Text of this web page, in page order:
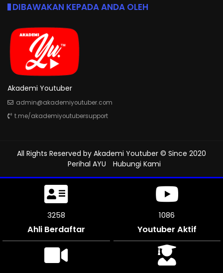
DIBAWAKAN KEPADA ANDA OLEH
Akademi Youtuber
admin@akademiyoutuber.com
t.me/akademiyoutubersupport
All Rights Reserved by Akademi Youtuber © Since 2020
Perihal AYU
Hubungi Kami
3567
Ahli Berdaftar
1189
Youtuber Aktif